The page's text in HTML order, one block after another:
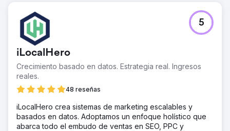
iLocalHero
Crecimiento basado en datos. Estrategia real. Ingresos
reales.
48 reseñas
5
iLocalHero crea sistemas de marketing escalables y
basados en datos. Adoptamos un enfoque holístico que
abarca todo el embudo de ventas en SEO, PPC y